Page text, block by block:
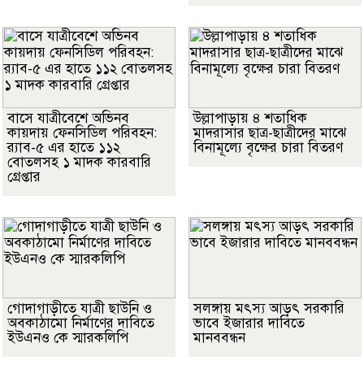
বাসে যাত্রীবেশে অভিনব
কায়দায় ফেনসিডিল পরিবহন:
র‍্যাব-৫ এর হাতে ১১২
বোতলসহ ১ মাদক কারবারি
গ্রেপ্তার
উল্লাপাড়ায় ৪ শতাধিক
মাদরাসার ছাত্র-ছাত্রীদের মাঝে
বিনামূল্যে বৃক্ষের চারা বিতরণ
গোদাগাড়ীতে যাত্রী ছাউনি ও
অবকাঠামো নির্মাণের দাবিতে
ইউএনও কে স্মারকলিপি
সলঙ্গায় মৎস্য আড়ৎ সরকারি
ভাবে ইজারার দাবিতে
মানববন্ধন